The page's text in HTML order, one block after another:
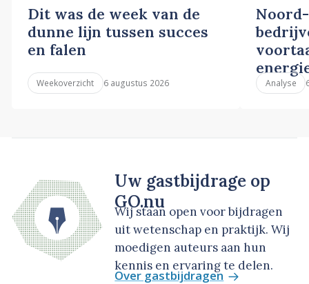
Dit was de week van de
dunne lijn tussen succes
en falen
Weekoverzicht 6 augustus 2026 Analyse
Uw gastbijdrage op
GO.nu
Wij staan open voor bijdragen
uit wetenschap en praktijk. Wij
moedigen auteurs aan hun
kennis en ervaring te delen.
Over gastbijdragen